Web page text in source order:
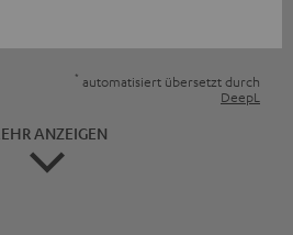
* automatisiert übersetzt durch
DeepL
ANZEIGEN